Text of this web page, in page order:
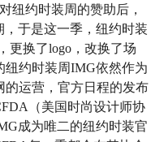
纽约时装周的赞助后，
于是这一季，纽约时装
更换了logo，改换了场
纽约时装周IMG依然作为
的运营，官方日程的发布
（美国时尚设计师协
成为唯二的纽约时装官